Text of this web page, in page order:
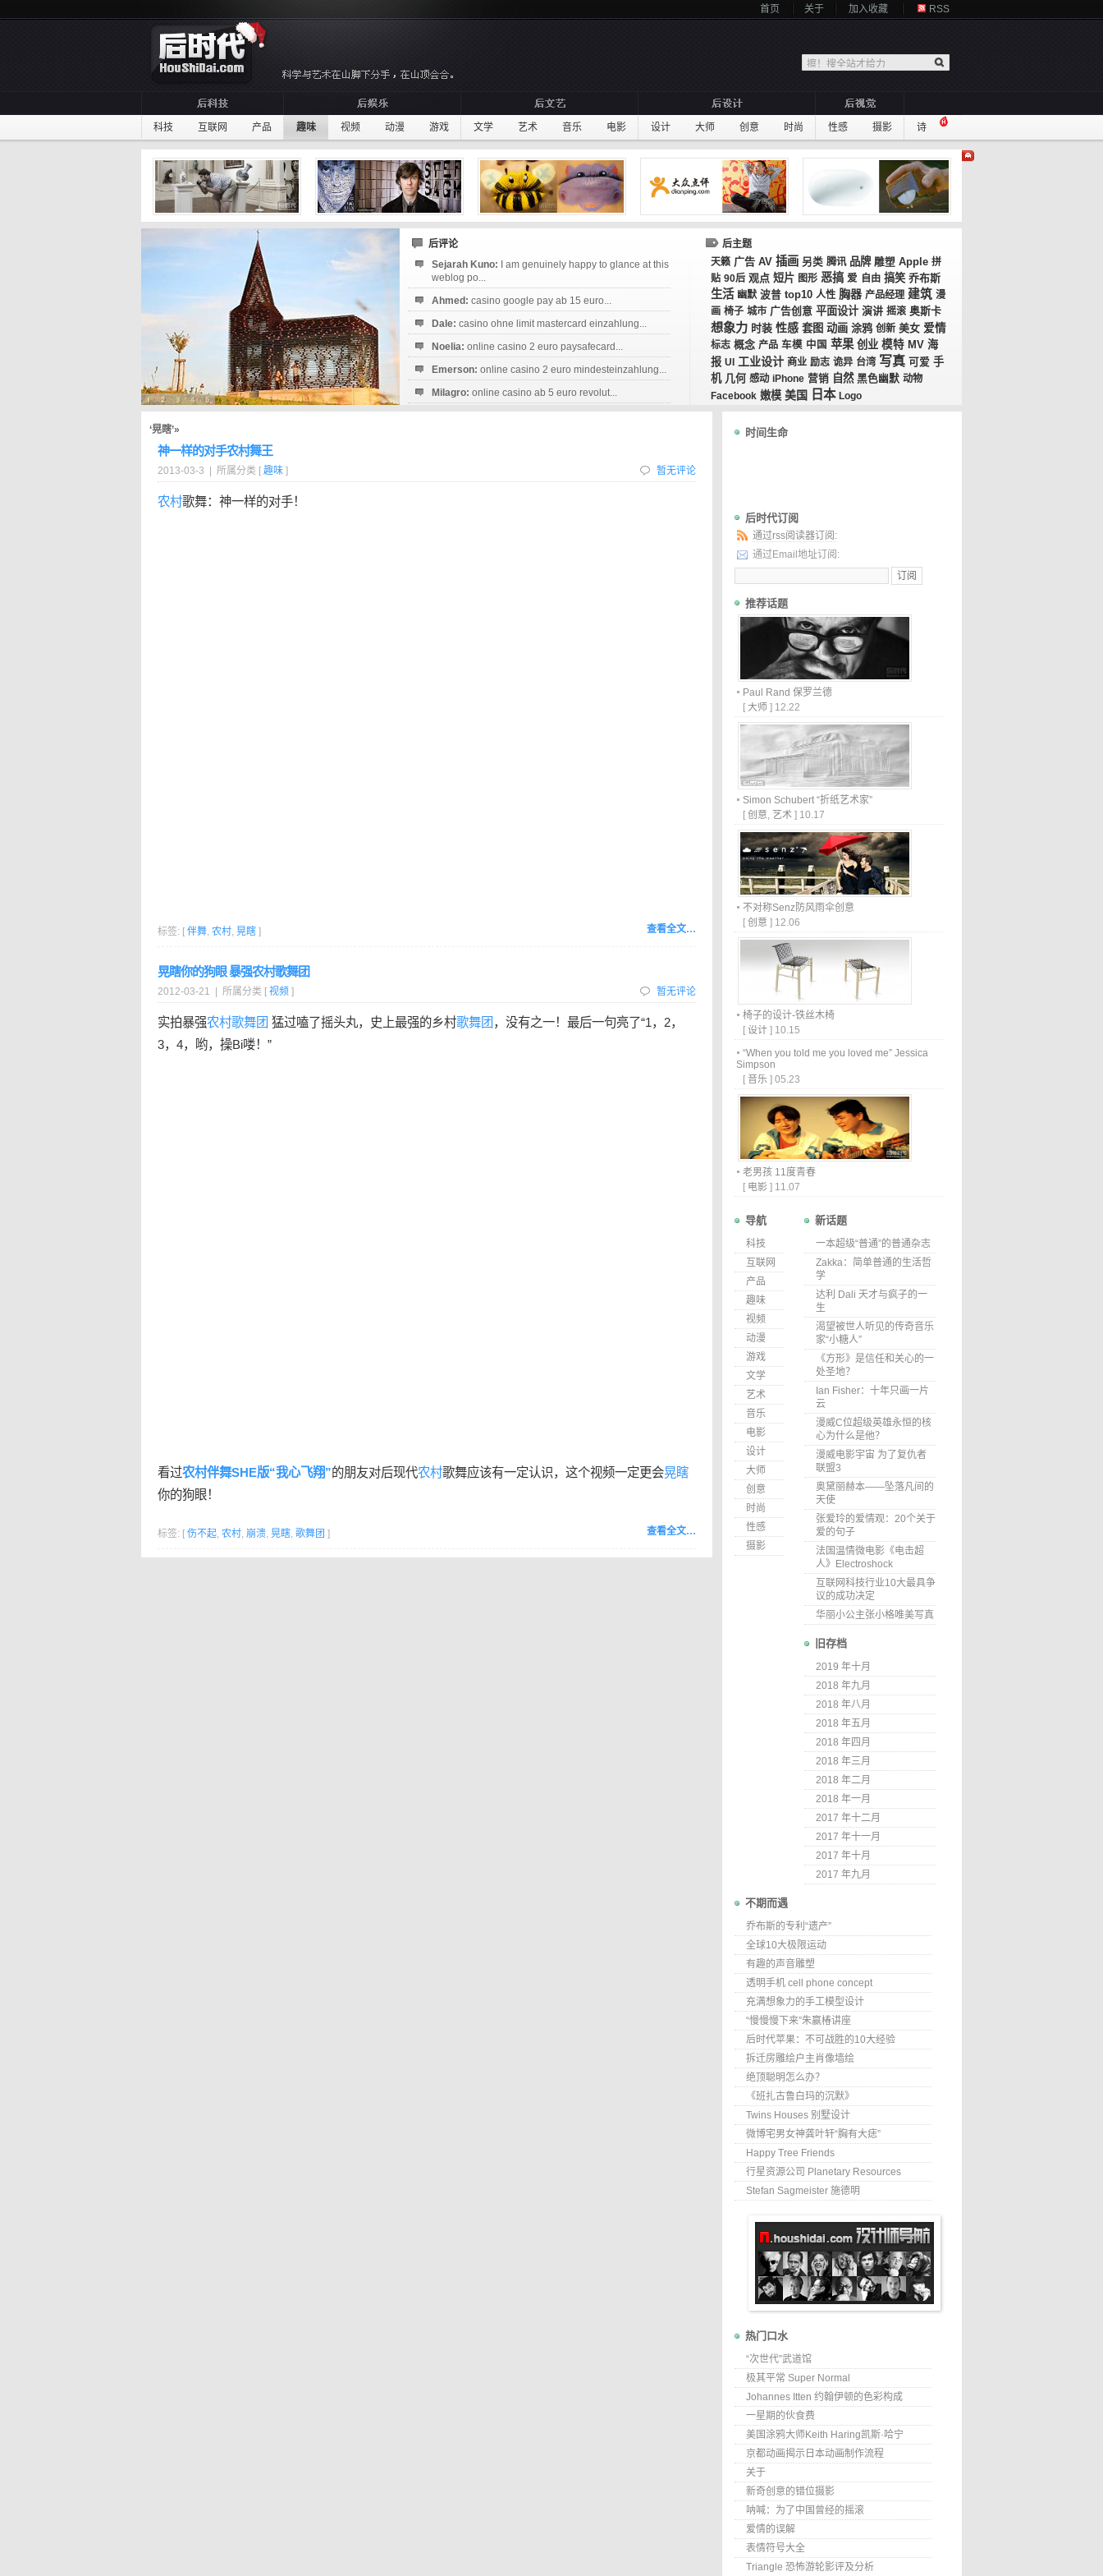
首页 关于 加入收藏 RSS
科技 互联网 产品 趣味 视频 动漫 游戏 文学 艺术 音乐 电影 设计 大师 创意 时尚 性感 摄影 诗
后评论
Sejarah Kuno:
I am genuinely happy to glance at this
weblog po...
Ahmed: casino google pay ab 15 euro...
Dale: casino ohne limit mastercard einzahlung...
Noelia: online casino 2 euro paysafecard...
Emerson: online casino 2 euro mindesteinzahlung...
Milagro: online casino ab 5 euro revolut...
后主题
天籁 广告 AV 插画 另类 腾讯 品牌 雕塑 Apple 拼
贴 90后 观点 短片 图形 恶搞 爱 自由 搞笑 乔布斯
生活 幽默 波普 top10 人性 胸器 产品经理 建筑 漫
画 椅子 城市 广告创意 平面设计 演讲 摇滚 奥斯卡
想象力 时装 性感 套图 动画 涂鸦 创新 美女 爱情
标志 概念 产品 车模 中国 苹果 创业 模特 MV 海
报 UI 工业设计 商业 励志 诡异 台湾 写真 可爱 手
机 几何 感动 iPhone 营销 自然 黑色幽默 动物
Facebook 嫩模 美国 日本 Logo
‘晃瞎’»
神一样的对手农村舞王
2013-03-3 | 所属分类 [ 趣味 ] 暂无评论
农村歌舞：神一样的对手！
查看全文…
标签: [ 伴舞, 农村, 晃瞎 ]
晃瞎你的狗眼 暴强农村歌舞团
2012-03-21 | 所属分类 [ 视频 ] 暂无评论
实拍暴强农村歌舞团 猛过嗑了摇头丸，史上最强的乡村歌舞团 ，没有之一！最后一句亮了“1，2，
3，4，哟，操Bi喽！”
看过农村伴舞SHE版“我心飞翔”的朋友对后现代农村歌舞应该有一定认识，这个视频一定更会晃瞎
你的狗眼！
查看全文…
标签: [ 伤不起, 农村, 崩溃, 晃瞎, 歌舞团 ]
时间生命
后时代订阅
通过rss阅读器订阅:
通过Email地址订阅:
推荐话题
Paul Rand 保罗兰德
[ 大师 ] 12.22
Simon Schubert “折纸艺术家”
[ 创意, 艺术 ] 10.17
不对称Senz防风雨伞创意
[ 创意 ] 12.06
椅子的设计-铁丝木椅
[ 设计 ] 10.15
“When you told me you loved me” Jessica
Simpson
[ 音乐 ] 05.23
老男孩 11度青春
[ 电影 ] 11.07
导航
科技
互联网
产品
趣味
视频
动漫
游戏
文学
艺术
音乐
电影
设计
大师
创意
时尚
性感
摄影
新话题
一本超级“普通”的普通杂志
Zakka：简单普通的生活哲
学
达利 Dali 天才与疯子的一
生
渴望被世人听见的传奇音乐
家“小糖人”
《方形》是信任和关心的一
处圣地？
Ian Fisher：十年只画一片
云
漫威C位超级英雄永恒的核
心为什么是他？
漫威电影宇宙 为了复仇者
联盟3
奥黛丽赫本——坠落凡间的
天使
张爱玲的爱情观：20个关于
爱的句子
法国温情微电影《电击超
人》Electroshock
互联网科技行业10大最具争
议的成功决定
华丽小公主张小格唯美写真
旧存档
2019 年十月
2018 年九月
2018 年八月
2018 年五月
2018 年四月
2018 年三月
2018 年二月
2018 年一月
2017 年十二月
2017 年十一月
2017 年十月
2017 年九月
不期而遇
乔布斯的专利“遗产”
全球10大极限运动
有趣的声音雕塑
透明手机 cell phone concept
充满想象力的手工模型设计
“慢慢慢下来”朱赢椿讲座
后时代苹果：不可战胜的10大经验
拆迁房雕绘户主肖像墙绘
绝顶聪明怎么办？
《班扎古鲁白玛的沉默》
Twins Houses 别墅设计
微博宅男女神龚叶轩“胸有大痣”
Happy Tree Friends
行星资源公司 Planetary Resources
Stefan Sagmeister 施德明
热门口水
“次世代”武道馆
极其平常 Super Normal
Johannes Itten 约翰伊顿的色彩构成
一星期的伙食费
美国涂鸦大师Keith Haring凯斯·哈宁
京都动画揭示日本动画制作流程
关于
新奇创意的错位摄影
呐喊：为了中国曾经的摇滚
爱情的误解
表情符号大全
Triangle 恐怖游轮影评及分析